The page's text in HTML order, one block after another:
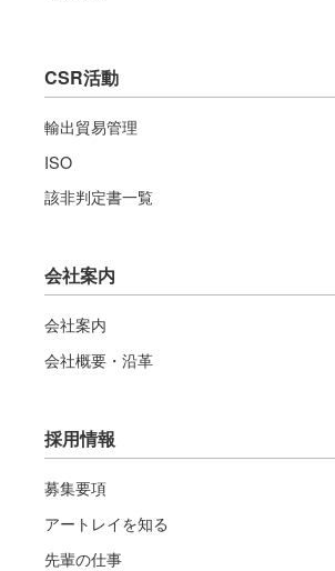
CSR活動
輸出貿易管理
ISO
該非判定書一覧
会社案内
会社案内
会社概要・沿革
採用情報
募集要項
アートレイを知る
先輩の仕事